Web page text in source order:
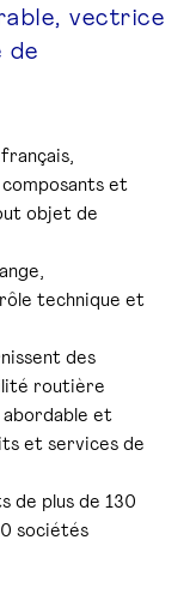
vectrice
de
et
objet de
technique et
des
routière
abordable et
et services de
de plus de 130
sociétés